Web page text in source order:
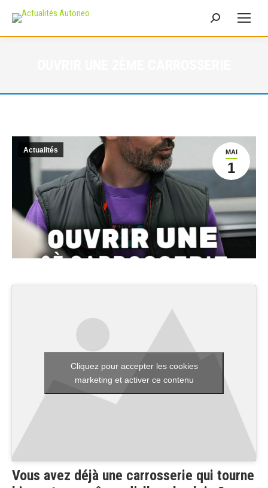
Recherche
:
MAI
1
Actualités
Cliquez pour accepter les cookies
marketing et activer ce contenu
Vous avez déjà une carrosserie qui tourne